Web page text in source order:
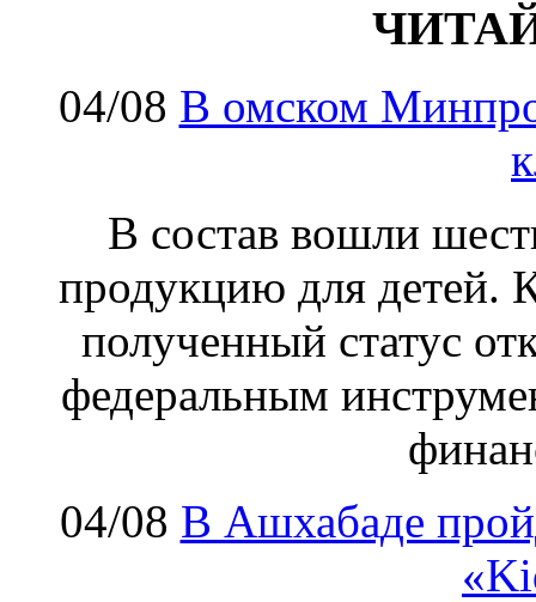
04/08 В омском
В состав вошли
продукцию для детей.
полученный статус
федеральным
04/08 В Ашхабаде